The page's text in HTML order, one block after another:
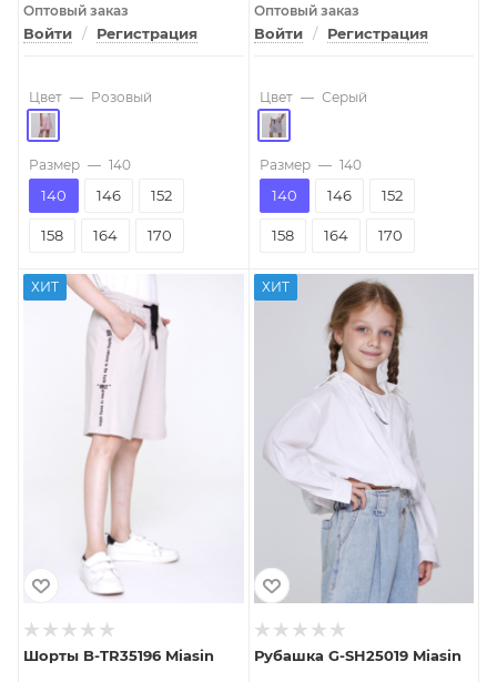
Оптовый заказ
Войти / Регистрация
Цвет — Розовый
Размер — 140
140 146 152
158 164 170
Оптовый заказ
Войти / Регистрация
Цвет — Серый
Размер — 140
140 146 152
158 164 170
ХИТ
Шорты B-TR35196 Miasin
ХИТ
Рубашка G-SH25019 Miasin